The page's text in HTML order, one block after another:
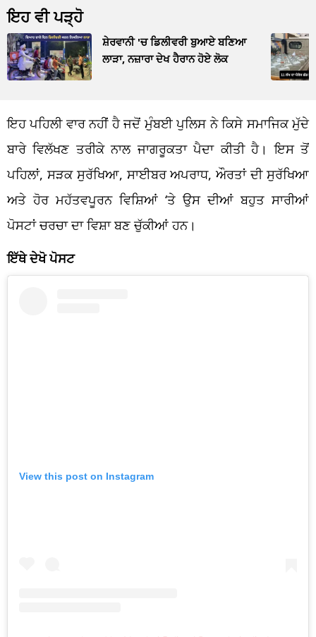
ਇਹ ਵੀ ਪੜ੍ਹੋ
ਸ਼ੇਰਵਾਨੀ 'ਚ ਡਿਲੀਵਰੀ ਬੁਆਏ ਬਣਿਆ
ਲਾੜਾ, ਨਜ਼ਾਰਾ ਦੇਖ ਹੈਰਾਨ ਹੋਏ ਲੋਕ
ਇਹ ਪਹਿਲੀ ਵਾਰ ਨਹੀਂ ਹੈ ਜਦੋਂ ਮੁੰਬਈ ਪੁਲਿਸ ਨੇ ਕਿਸੇ ਸਮਾਜਿਕ ਮੁੱਦੇ
ਬਾਰੇ ਵਿਲੱਖਣ ਤਰੀਕੇ ਨਾਲ ਜਾਗਰੂਕਤਾ ਪੈਦਾ ਕੀਤੀ ਹੈ। ਇਸ ਤੋਂ
ਪਹਿਲਾਂ, ਸੜਕ ਸੁਰੱਖਿਆ, ਸਾਈਬਰ ਅਪਰਾਧ, ਔਰਤਾਂ ਦੀ ਸੁਰੱਖਿਆ
ਅਤੇ ਹੋਰ ਮਹੱਤਵਪੂਰਨ ਵਿਸ਼ਿਆਂ ‘ਤੇ ਉਸ ਦੀਆਂ ਬਹੁਤ ਸਾਰੀਆਂ
ਪੋਸਟਾਂ ਚਰਚਾ ਦਾ ਵਿਸ਼ਾ ਬਣ ਚੁੱਕੀਆਂ ਹਨ।
ਇੱਥੇ ਦੇਖੋ ਪੋਸਟ
View this post on Instagram